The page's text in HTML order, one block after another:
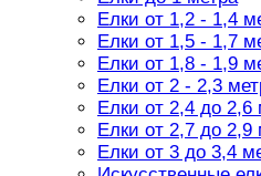
Елки от 1,2 - 1,4
Елки от 1,5 - 1,7
Елки от 1,8 - 1,9
Елки от 2 - 2,3
Елки от 2,4 до 2,6
Елки от 2,7 до 2,9
Елки от 3 до 3,4